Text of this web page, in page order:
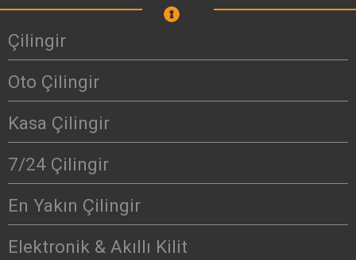
Çilingir
Oto Çilingir
Kasa Çilingir
7/24 Çilingir
En Yakın Çilingir
Elektronik & Akıllı Kilit